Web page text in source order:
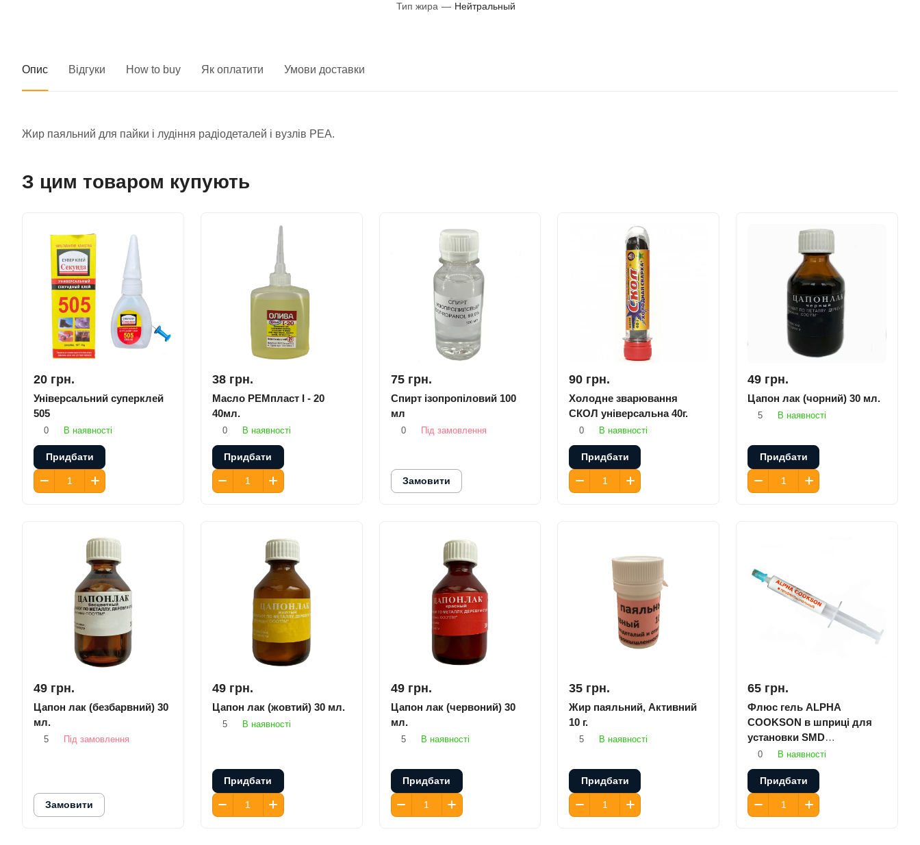
Тип жира — Нейтральный
Опис Відгуки How to buy Як оплатити Умови доставки
Жир паяльний для пайки і лудіння радіодеталей і вузлів РЕА.
З цим товаром купують
20 грн.
Універсальний суперклей
505
0 В наявності
Придбати
38 грн.
Масло РЕМпласт I - 20
40мл.
0 В наявності
Придбати
75 грн.
Спирт ізопропіловий 100
мл
0 Під замовлення
Замовити
90 грн.
Холодне зварювання
СКОЛ універсальна 40г.
0 В наявності
Придбати
49 грн.
Цапон лак (чорний) 30 мл.
5 В наявності
Придбати
49 грн.
Цапон лак (безбарвний) 30
мл.
5 Під замовлення
Замовити
49 грн.
Цапон лак (жовтий) 30 мл.
5 В наявності
Придбати
49 грн.
Цапон лак (червоний) 30
мл.
5 В наявності
Придбати
35 грн.
Жир паяльний, Активний
10 г.
5 В наявності
Придбати
65 грн.
Флюс гель ALPHA
COOKSON в шприці для
установки SMD
компонентів
0 В наявності
Придбати